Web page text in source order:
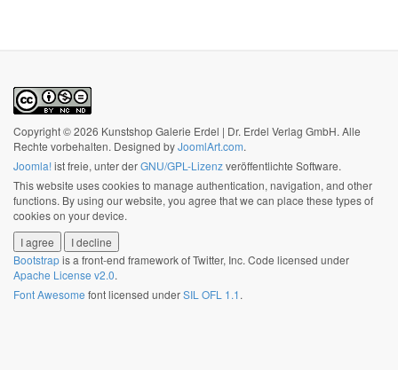
Copyright © 2026 Kunstshop Galerie Erdel | Dr. Erdel Verlag GmbH. Alle
Rechte vorbehalten. Designed byJoomlArt.com.
Joomla!ist freie, unter derGNU/GPL-Lizenzveröffentlichte Software.
This website uses cookies to manage authentication, navigation, and other
functions. By using our website, you agree that we can place these types of
cookies on your device.
I agree
I decline
Bootstrapis a front-end framework of Twitter, Inc. Code licensed under
Apache License v2.0.
Font Awesome font licensed underSIL OFL 1.1.